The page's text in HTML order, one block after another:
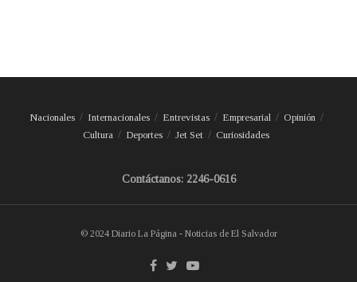
Nacionales Internacionales Entrevistas Empresarial
Opinión
Cultura
Deportes Jet Set Curiosidades
Contáctanos: 2246-0616
© 2024 Diario La Página - Noticias de El Salvador